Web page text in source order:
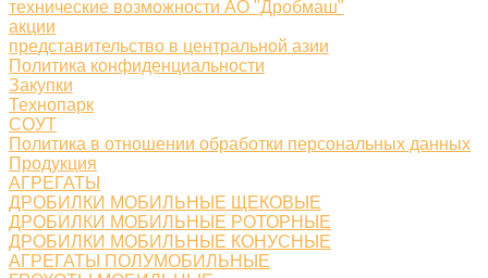
технические возможности АО "Дробмаш"
акции
представительство в центральной азии
Политика конфиденциальности
Закупки
Технопарк
СОУТ
Политика в отношении обработки персональных данных
Продукция
АГРЕГАТЫ
ДРОБИЛКИ МОБИЛЬНЫЕ ЩЕКОВЫЕ
ДРОБИЛКИ МОБИЛЬНЫЕ РОТОРНЫЕ
ДРОБИЛКИ МОБИЛЬНЫЕ КОНУСНЫЕ
АГРЕГАТЫ ПОЛУМОБИЛЬНЫЕ